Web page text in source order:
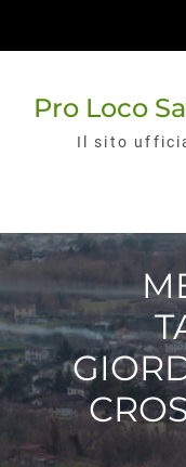
contentPro Loco
Il sito